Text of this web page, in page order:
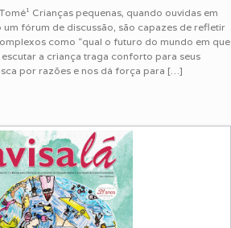
Crianças pequenas, quando ouvidas em
um fórum de discussão, são capazes de refletir
como “qual o futuro do mundo em que
a criança traga conforto para seus
por razões e nos dá força para […]